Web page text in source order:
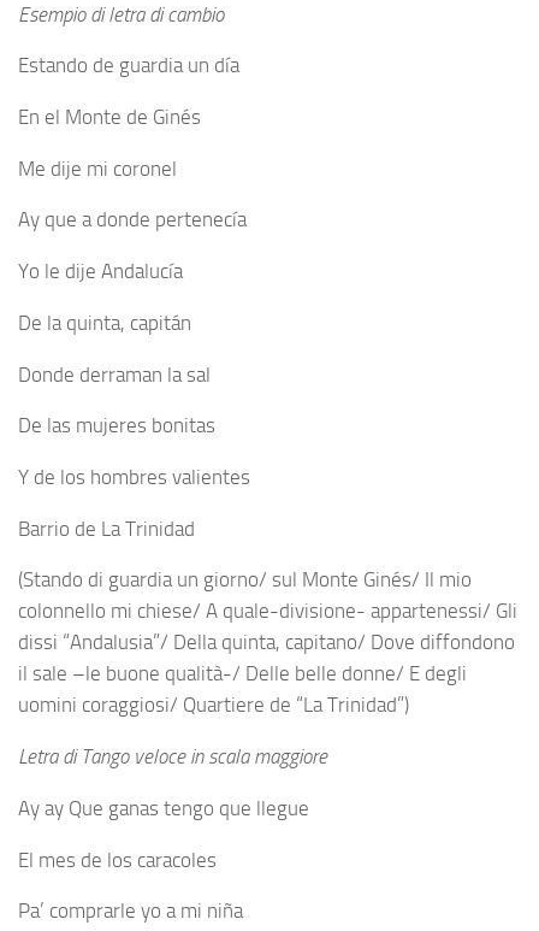
Esempio di letra di cambio
Estando de guardia un día
En el Monte de Ginés
Me dije mi coronel
Ay que a donde pertenecía
Yo le dije Andalucía
De la quinta, capitán
Donde derraman la sal
De las mujeres bonitas
Y de los hombres valientes
Barrio de La Trinidad
(Stando di guardia un giorno/ sul Monte Ginés/ Il mio
colonnello mi chiese/ A quale-divisione- appartenessi/ Gli
dissi “Andalusia”/ Della quinta, capitano/ Dove diffondono
il sale –le buone qualità-/ Delle belle donne/ E degli
uomini coraggiosi/ Quartiere de “La Trinidad”)
Letra di Tango veloce in scala maggiore
Ay ay Que ganas tengo que llegue
El mes de los caracoles
Pa’ comprarle yo a mi niña